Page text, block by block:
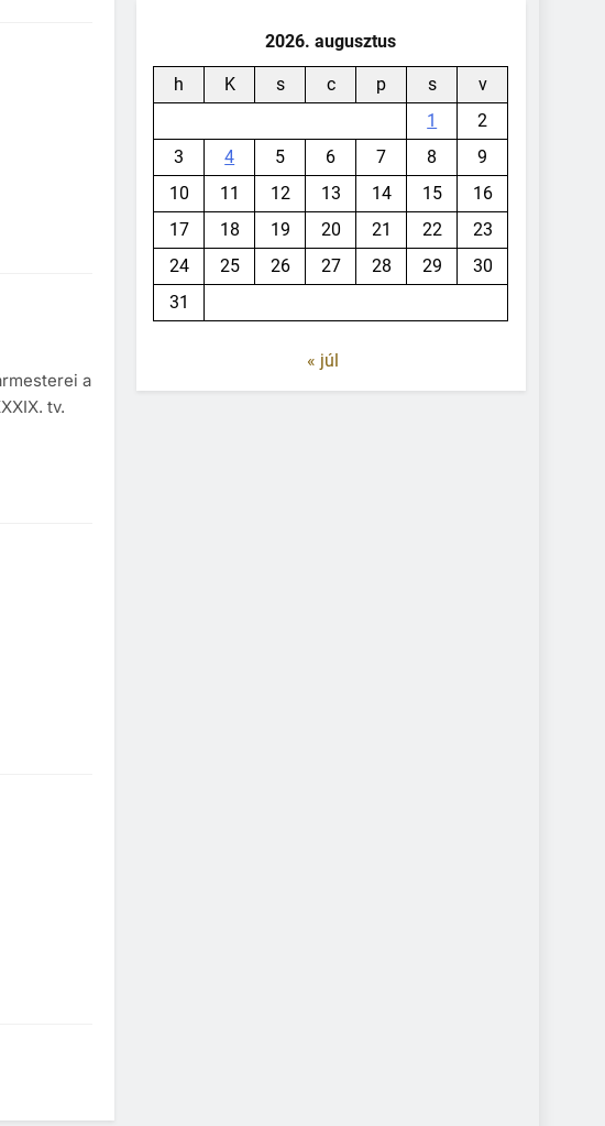
a
tv.
2026. augusztus
h K s c p s
v
1
2
3
4 5 6 7 8
9
10
11 12 13 14 15
16
17
18 19 20 21 22
23
24
25 26 27 28 29
30
31
« júl